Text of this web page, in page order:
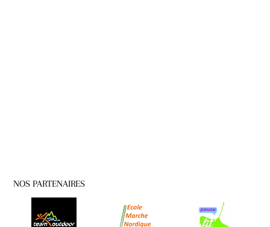
NOS PARTENAIRES